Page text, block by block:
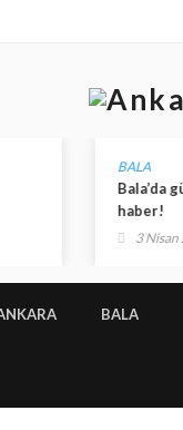
Bala’da
3 Nisan 2026
BALA